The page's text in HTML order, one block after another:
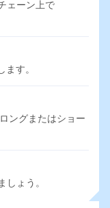
ェーン上で
す。
ングまたはショー
しょう。